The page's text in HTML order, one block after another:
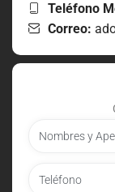
Teléfono
Correo: